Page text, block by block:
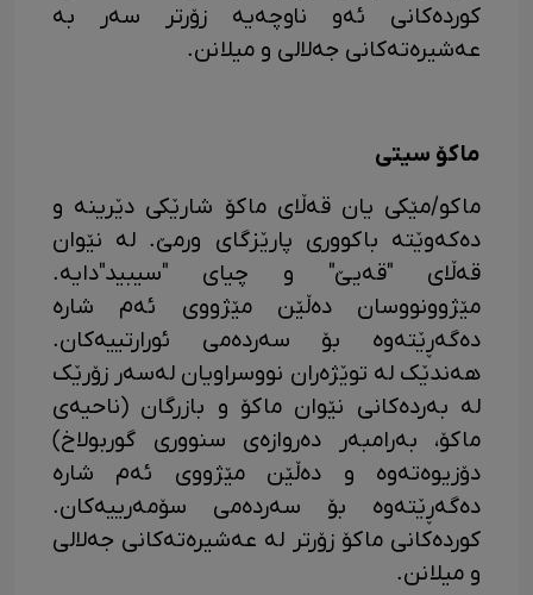
کوردەکانی ئەو ناوچەیە زۆرتر سەر بە
عەشیرەتەکانی جەلالی و میلانن.
ماکۆ سیتی
ماکو/مێکی یان قەڵای ماکۆ شارێکی دێرینە و
دەکەوێتە باکووری پارێزگای ورمێ. لە نێوان
قەڵای "قەیێ" و چیای "سیبید"دایە.
مێژوونووسان دەڵێن مێژووی ئەم شارە
دەگەڕێتەوە بۆ سەردەمی ئورارتییەکان.
هەندێک لە توێژەران نووسراویان لەسەر زۆرێک
لە بەردەکانی نێوان ماکۆ و بازرگان (ناحیەی
ماکۆ، بەرامبەر دەروازەی سنووری گوربولاخ)
دۆزیوەتەوە و دەڵێن مێژووی ئەم شارە
دەگەڕێتەوە بۆ سەردەمی سۆمەرییەکان.
کوردەکانی ماکۆ زۆرتر لە عەشیرەتەکانی جەلالی
و میلانن.